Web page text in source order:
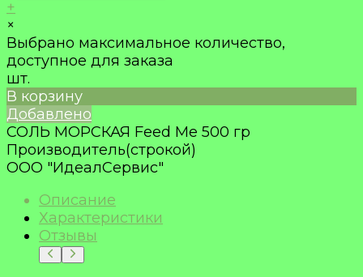
+
×
Выбрано максимальное количество,
доступное для заказа
шт.
В корзину
Добавлено
СОЛЬ МОРСКАЯ Feed Me 500 гр
Производитель(строкой)
ООО "ИдеалСервис"
Описание
Характеристики
Отзывы